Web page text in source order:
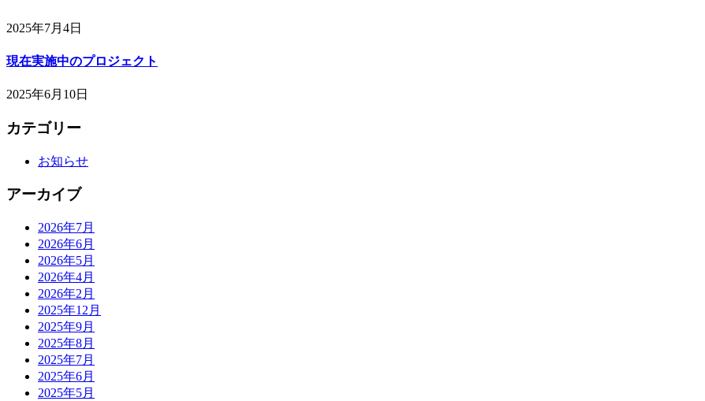
2025年7月4日
現在実施中のプロジェクト
2025年6月10日
カテゴリー
お知らせ
アーカイブ
2026年7月
2026年6月
2026年5月
2026年4月
2026年2月
2025年12月
2025年9月
2025年8月
2025年7月
2025年6月
2025年5月